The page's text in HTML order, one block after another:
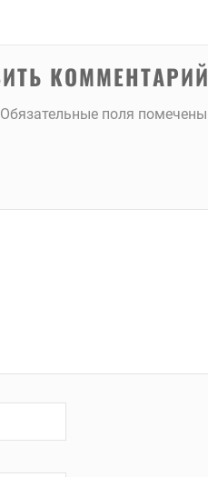
КОММЕНТАРИЙ
Обязательные поля помечены